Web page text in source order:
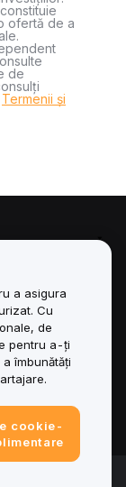
ofertă de a
de
Termenii și
a asigura
Cu
de
pentru a-ți
îmbunătăți
cookie-